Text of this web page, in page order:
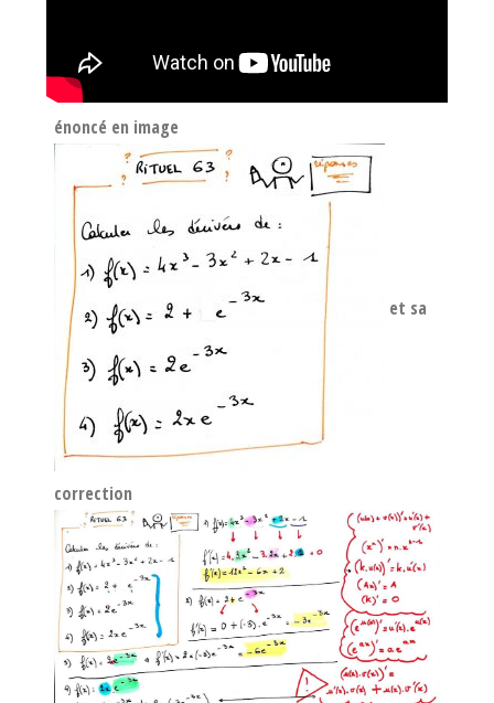
énoncé en image
et sa
correction